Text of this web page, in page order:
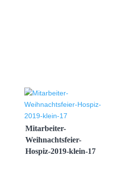
Mitarbeiter-
Weihnachtsfeier-
Hospiz-2019-klein-17